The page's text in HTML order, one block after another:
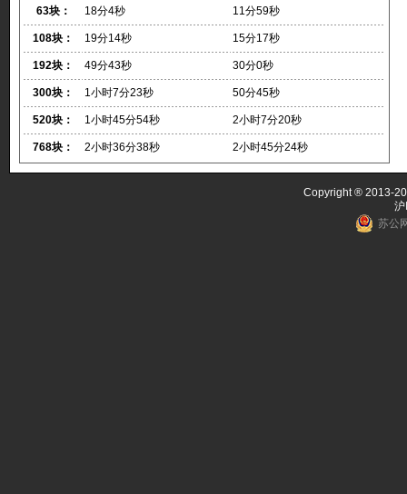
63块： 18分4秒 11分59秒
108块： 19分14秒 15分17秒
192块： 49分43秒 30分0秒
300块： 1小时7分23秒 50分45秒
520块： 1小时45分54秒 2小时7分20秒
768块： 2小时36分38秒 2小时45分24秒
Copyright ® 2013-
苏公